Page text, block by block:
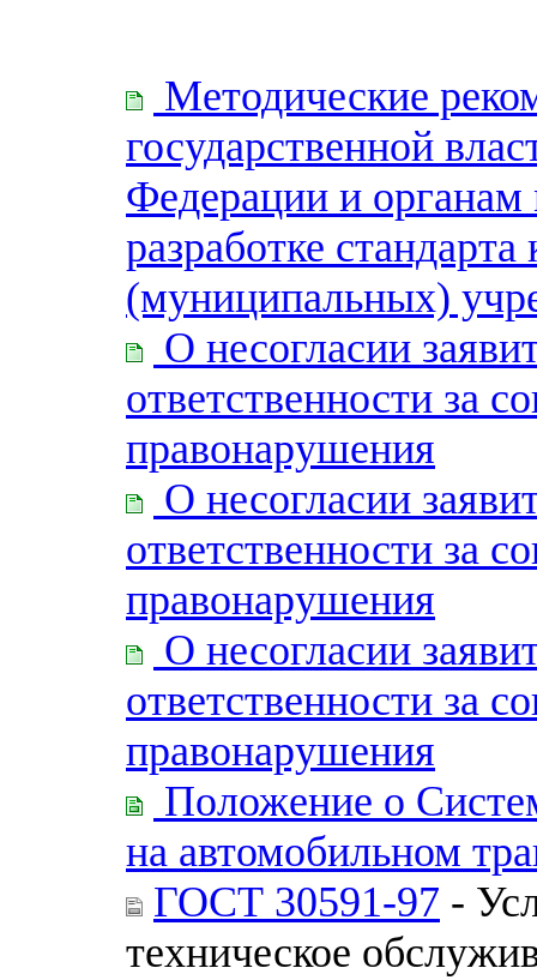
Методические
государственной
Федерации и органам
разработке
(муниципальных)
О несогласии
ответственности за
правонарушения
О несогласии
ответственности за
правонарушения
О несогласии
ответственности за
правонарушения
Положение о
на автомобильном
ГОСТ 30591-97 -
техническое